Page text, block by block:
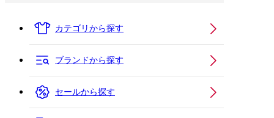
カテゴリから探す
ブランドから探す
セールから探す